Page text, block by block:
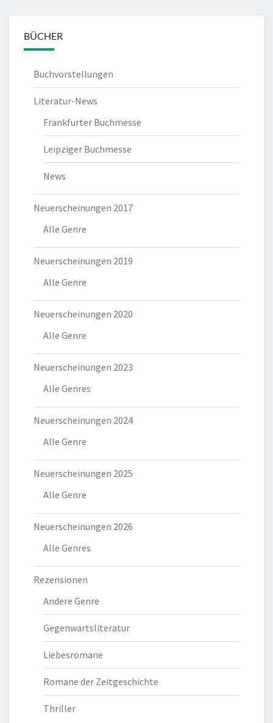
BÜCHER
Buchvorstellungen
Literatur-News
Frankfurter Buchmesse
Leipziger Buchmesse
News
Neuerscheinungen 2017
Alle Genre
Neuerscheinungen 2019
Alle Genre
Neuerscheinungen 2020
Alle Genre
Neuerscheinungen 2023
Alle Genres
Neuerscheinungen 2024
Alle Genre
Neuerscheinungen 2025
Alle Genre
Neuerscheinungen 2026
Alle Genres
Rezensionen
Andere Genre
Gegenwartsliteratur
Liebesromane
Romane der Zeitgeschichte
Thriller